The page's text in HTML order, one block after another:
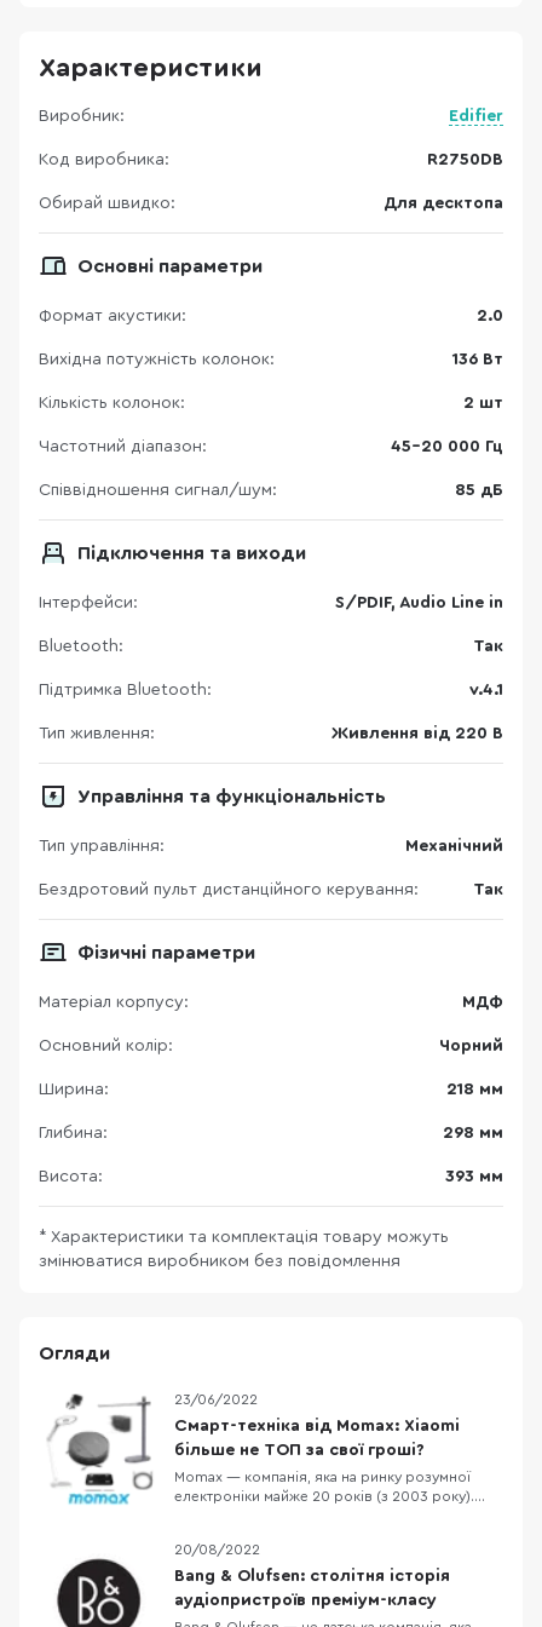
Характеристики
Виробник: Edifier
Код виробника: R2750DB
Обирай швидко: Для десктопа
Основні параметри
Формат акустики: 2.0
Вихідна потужність колонок: 136 Вт
Кількість колонок: 2 шт
Частотний діапазон: 45-20 000 Гц
Співвідношення сигнал/шум: 85 дБ
Підключення та виходи
Інтерфейси: S/PDIF, Audio Line in
Bluetooth: Так
Підтримка Bluetooth: v.4.1
Тип живлення: Живлення від 220 В
Управління та функціональність
Тип управління: Механічний
Бездротовий пульт дистанційного керування: Так
Фізичні параметри
Матеріал корпусу: МДФ
Основний колір: Чорний
Ширина: 218 мм
Глибина: 298 мм
Висота: 393 мм
* Характеристики та комплектація товару можуть
змінюватися виробником без повідомлення
Огляди
23/06/2022
Смарт-техніка від Momax: Xiaomi
більше не ТОП за свої гроші?
Momax — компанія, яка на ринку розумної
електроніки майже 20 років (з 2003 року).
Momax отримали MFi-сертифікацію (Made for
iPhone, iPad, iPod) від Apple. Компанія
пропонує понад 3000 тисячі різноманітних
найменува
20/08/2022
Bang & Olufsen: столітня історія
аудіопристроїв преміум-класу